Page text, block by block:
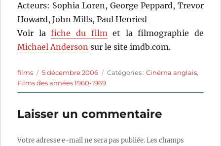
Acteurs: Sophia Loren, George Peppard, Trevor
Howard, John Mills, Paul Henried
Voir lafiche du filmet la filmographie de
Michael Anderson sur le site imdb.com.
Auteur
films
Publié
le
5 décembre 2006 Catégories
Catégories :Cinéma anglais,
Films des années 1960-1969
Laisser un commentaire
Votre adresse e-mail ne sera pas publiée.Les champs